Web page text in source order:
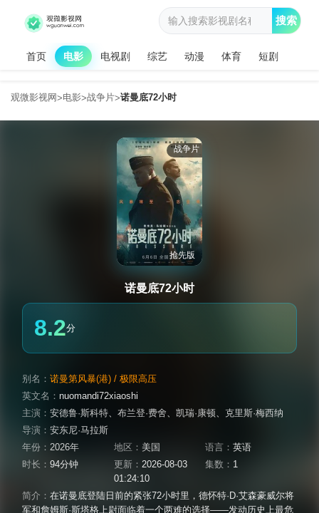
首页 电影 电视剧 综艺 动漫 体育 短剧
搜索
观微影视网>电影>战争片>诺曼底72小时
战争片
抢先版
诺曼底72小时
8.2分
别名： 诺曼第风暴(港) / 极限高压
英文名： nuomandi72xiaoshi
主演： 安德鲁·斯科特、 布兰登·费舍、 凯瑞·康顿、 克里斯·梅西纳
导演： 安东尼·马拉斯
年份： 2026年 地区： 美国 语言：英语
时长： 94分钟 更新： 2026-08-03
01:24:10
集数： 1
简介： 在诺曼底登陆日前的紧张72小时里，德怀特·D·艾森豪威尔将
军和詹姆斯·斯塔格上尉面临着一个两难的选择——发动历史上最危